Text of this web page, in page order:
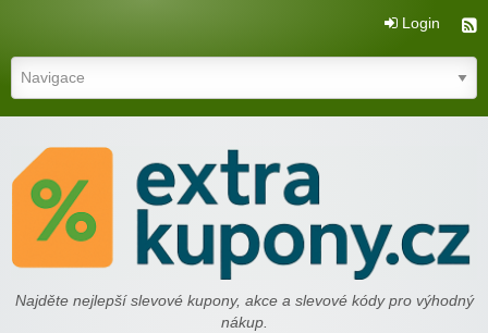
Login
extrakupony.cz
Najděte nejlepší slevové kupony, akce a slevové kódy pro výhodný
nákup.